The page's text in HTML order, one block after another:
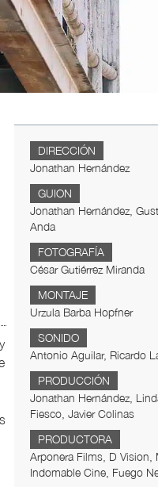
DIRECCIÓN
Jonathan Hernández
GUION
Jonathan Hernández,
Anda
FOTOGRAFÍA
César Gutiérrez Miranda
MONTAJE
Urzula Barba Hopfner
SONIDO
Antonio Aguilar, Ricardo
PRODUCCIÓN
Jonathan Hernández,
Fiesco, Javier Colinas
PRODUCTORA
Arponera Films, D Vision,
Indomable Cine, Fuego